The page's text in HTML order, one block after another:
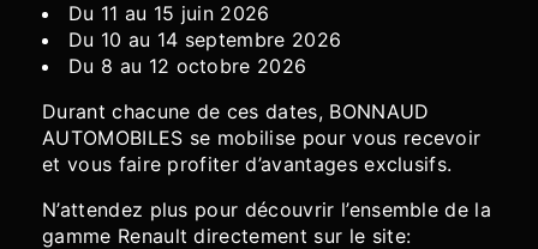
Du 11 au 15 juin 2026
Du 10 au 14 septembre 2026
Du 8 au 12 octobre 2026
Durant chacune de ces dates, BONNAUD
AUTOMOBILES se mobilise pour vous recevoir
et vous faire profiter d’avantages exclusifs.
N’attendez plus pour découvrir l’ensemble de la
gamme Renault directement sur le site: